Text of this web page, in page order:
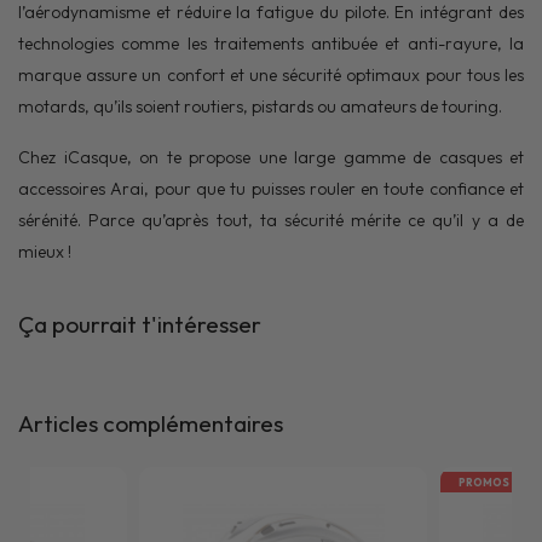
l’aérodynamisme et réduire la fatigue du pilote. En intégrant des
technologies comme les traitements antibuée et anti-rayure, la
marque assure un confort et une sécurité optimaux pour tous les
motards, qu’ils soient routiers, pistards ou amateurs de touring.
Chez iCasque, on te propose une large gamme de casques et
accessoires Arai, pour que tu puisses rouler en toute confiance et
sérénité. Parce qu’après tout, ta sécurité mérite ce qu’il y a de
mieux !
Ça pourrait t'intéresser
Articles complémentaires
PROMOS